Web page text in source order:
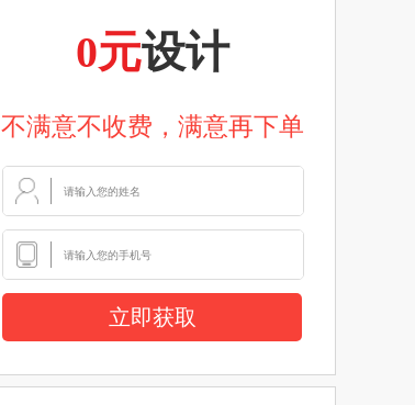
0元设计
不满意不收费，满意再下单
立即获取